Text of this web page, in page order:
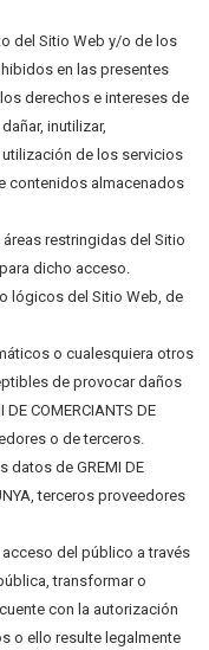
del Sitio Web y/o de los
en las presentes
derechos e intereses de
inutilizar,
de los servicios
contenidos almacenados
restringidas del Sitio
dicho acceso.
lógicos del Sitio Web, de
o cualesquiera otros
de provocar daños
COMERCIANTS DE
o de terceros.
datos de GREMI DE
terceros proveedores
del público a través
transformar o
con la autorización
o ello resulte legalmente